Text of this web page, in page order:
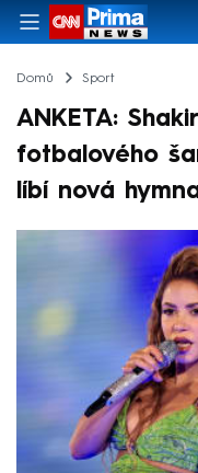
Domů Sport
ANKETA:
fotbalového
líbí nová